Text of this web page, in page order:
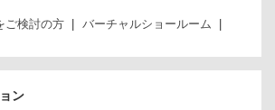
ご検討の方 バーチャルショールーム
ン